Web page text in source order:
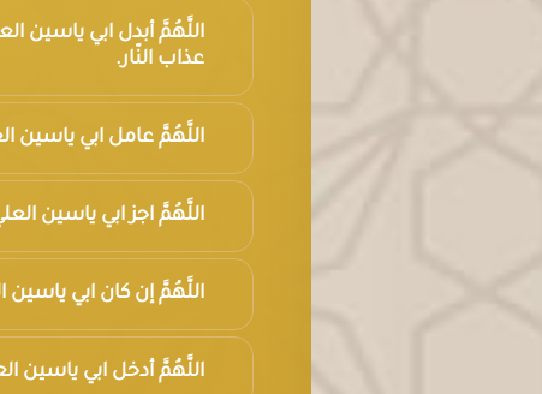
اللَّهُمَّ أبدل ابي ياسين
عذاب النّار.
اللَّهُمَّ عامل ابي ياسين
اللَّهُمَّ اجز ابي ياسين
اللَّهُمَّ إن كان ابي
اللَّهُمَّ أدخل ابي ياسين